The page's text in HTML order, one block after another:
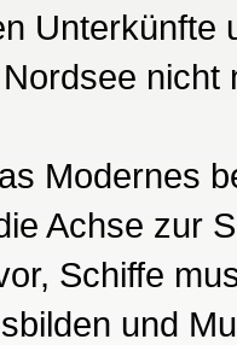
Unterkünfte
nicht
Modernes
Achse zur
Schiffe
und